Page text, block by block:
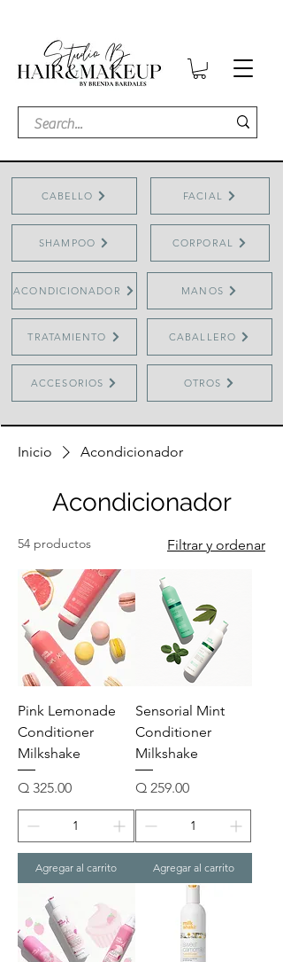
CABELLO
SHAMPOO
FACIAL
CORPORAL
ACONDICIONADOR MANOS
TRATAMIENTO CABALLERO
ACCESORIOS OTROS
Inicio Acondicionador
Acondicionador
54 productos Filtrar y ordenar
Pink Lemonade
Conditioner
Milkshake
Precio
Q 325.00
Agregar al carrito
Sensorial Mint
Conditioner
Milkshake
Precio
Q 259.00
Agregar al carrito